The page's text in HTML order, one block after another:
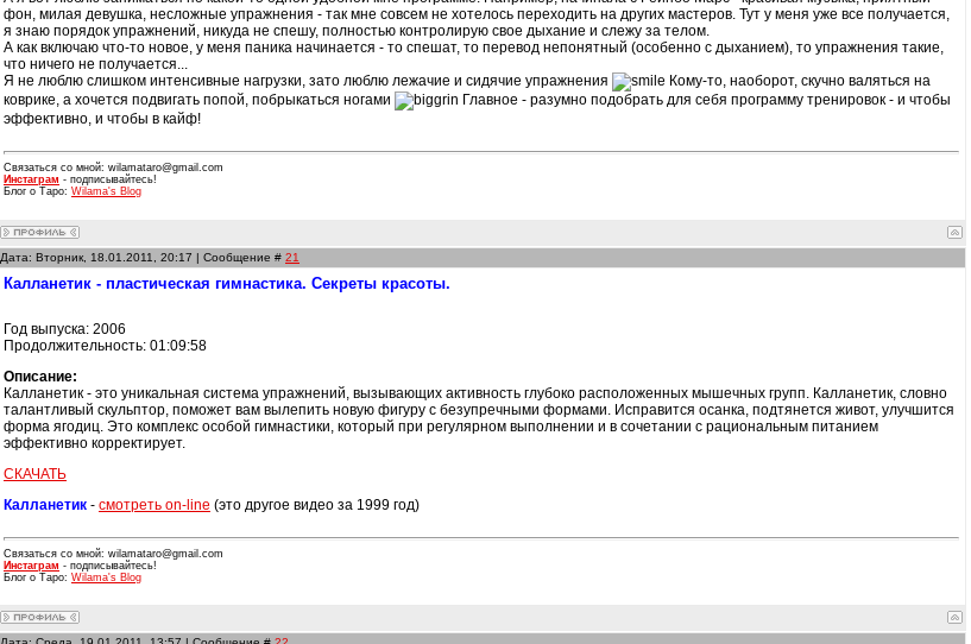
фон, милая девушка, несложные упражнения - так мне совсем не хотелось переходить на других мастеров. Тут у меня уже все получается,
я знаю порядок упражнений, никуда не спешу, полностью контролирую свое дыхание и слежу за телом.
А как включаю что-то новое, у меня паника начинается - то спешат, то перевод непонятный (особенно с дыханием), то упражнения такие,
что ничего не получается...
Я не люблю слишком интенсивные нагрузки, зато люблю лежачие и сидячие упражнения
Кому-то, наоборот, скучно валяться на
коврике, а хочется подвигать попой, побрыкаться ногами
Главное - разумно подобрать для себя программу тренировок - и чтобы
эффективно, и чтобы в кайф!
Связаться со мной: wilamataro@gmail.com
Инстаграм - подписывайтесь!
Блог о Таро: Wilama's Blog
Дата: Вторник, 18.01.2011, 20:17 | Сообщение # 21
Калланетик - пластическая гимнастика. Секреты красоты.
Год выпуска: 2006
Продолжительность: 01:09:58
Описание:
Калланетик - это уникальная система упражнений, вызывающих активность глубоко расположенных мышечных групп. Калланетик, словно
талантливый скульптор, поможет вам вылепить новую фигуру с безупречными формами. Исправится осанка, подтянется живот, улучшится
форма ягодиц. Это комплекс особой гимнастики, который при регулярном выполнении и в сочетании с рациональным питанием
эффективно корректирует.
СКАЧАТЬ
Калланетик - смотреть on-line (это другое видео за 1999 год)
Связаться со мной: wilamataro@gmail.com
Инстаграм - подписывайтесь!
Блог о Таро: Wilama's Blog